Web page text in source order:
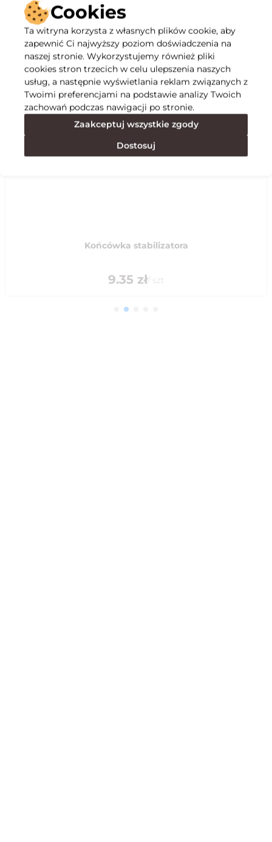
Opis
Specyfikacja
Polecane
Końcówka stabilizatora
9.35 zł/ szt
Cookies
Ta witryna korzysta z własnych plików cookie, aby
zapewnić Ci najwyższy poziom doświadczenia na
naszej stronie. Wykorzystujemy również pliki
cookies stron trzecich w celu ulepszenia naszych
usług, a następnie wyświetlania reklam związanych z
Twoimi preferencjami na podstawie analizy Twoich
zachowań podczas nawigacji po stronie.
Zaakceptuj wszystkie zgody
Dostosuj